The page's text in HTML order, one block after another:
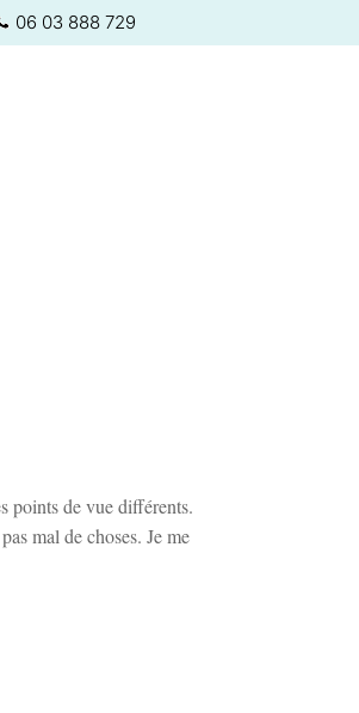
06 03 888 729
points de vue différents.
mal de choses. Je me